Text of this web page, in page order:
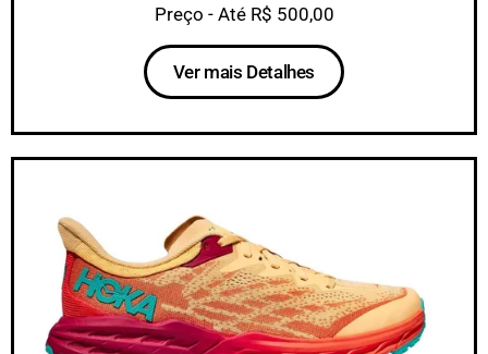
Preço - Até R$ 500,00
Ver mais Detalhes